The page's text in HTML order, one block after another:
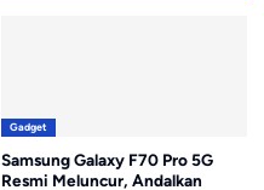
Gadget
Samsung Galaxy F70 Pro 5G
Resmi Meluncur, Andalkan